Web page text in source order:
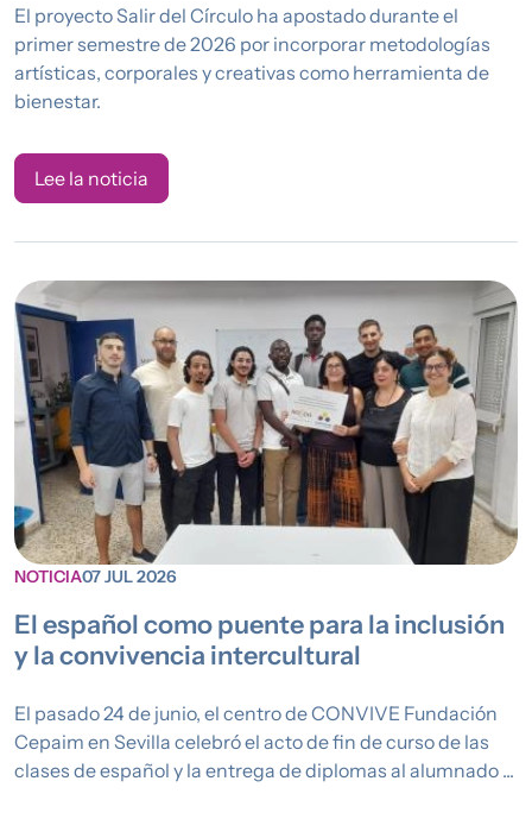
El proyecto Salir del Círculo ha apostado durante el
primer semestre de 2026 por incorporar metodologías
artísticas, corporales y creativas como herramienta de
bienestar.
Lee la noticia
NOTICIA07 JUL 2026
El español como puente para la inclusión
y la convivencia intercultural
El pasado 24 de junio, el centro de CONVIVE Fundación
Cepaim en Sevilla celebró el acto de fin de curso de las
clases de español y la entrega de diplomas al alumnado ...